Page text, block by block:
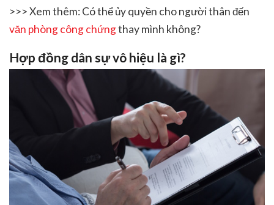
>>> Xem thêm: Có thể ủy quyền cho người thân đến
văn phòng công chứngthay mình không?
Hợp đồng dân sự vô hiệu là gì?